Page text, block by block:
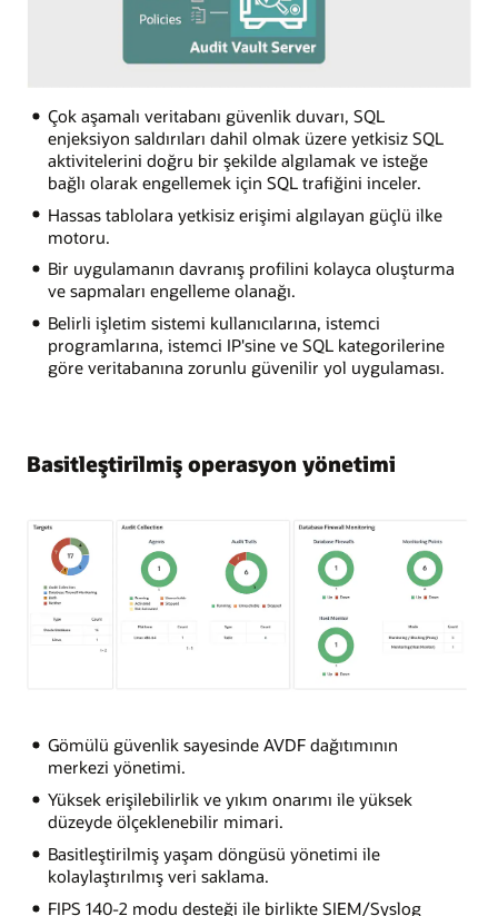
Çok aşamalı veritabanı güvenlik duvarı, SQL
enjeksiyon saldırıları dahil olmak üzere yetkisiz SQL
aktivitelerini doğru bir şekilde algılamak ve isteğe
bağlı olarak engellemek için SQL trafiğini inceler.
Hassas tablolara yetkisiz erişimi algılayan güçlü ilke
motoru.
Bir uygulamanın davranış profilini kolayca oluşturma
ve sapmaları engelleme olanağı.
Belirli işletim sistemi kullanıcılarına, istemci
programlarına, istemci IP'sine ve SQL kategorilerine
göre veritabanına zorunlu güvenilir yol uygulaması.
Basitleştirilmiş operasyon yönetimi
Gömülü güvenlik sayesinde AVDF dağıtımının
merkezi yönetimi.
Yüksek erişilebilirlik ve yıkım onarımı ile yüksek
düzeyde ölçeklenebilir mimari.
Basitleştirilmiş yaşam döngüsü yönetimi ile
kolaylaştırılmış veri saklama.
FIPS 140-2 modu desteği ile birlikte SIEM/Syslog